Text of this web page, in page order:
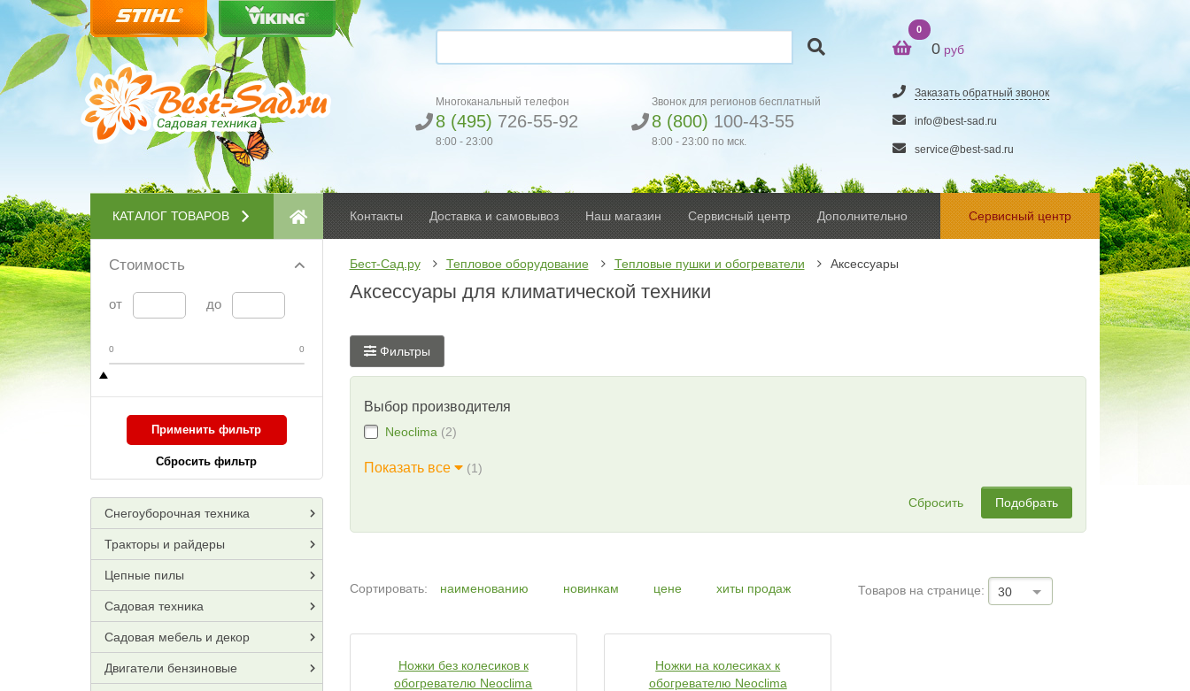
Многоканальный телефон
8 (495) 726-55-92
8:00 - 23:00
Звонок для регионов бесплатный
8 (800) 100-43-55
8:00 - 23:00 по мск.
0
0 руб
Заказать обратный звонок
info@best-sad.ru
service@best-sad.ru
КАТАЛОГ ТОВАРОВ Контакты Доставка и самовывоз Наш магазин Сервисный центр Дополнительно Сервисный центр
Стоимость
от до
0 0
Применить фильтр
Сбросить фильтр
Снегоуборочная техника
Тракторы и райдеры
Цепные пилы
Садовая техника
Садовая мебель и декор
Двигатели бензиновые
Бест-Сад.ру Тепловое оборудование Тепловые пушки и обогреватели Аксессуары
Аксессуары для климатической техники
Фильтры
Выбор производителя
Neoclima (2)
Показать все (1)
Сбросить Подобрать
Сортировать: наименованию новинкам цене хиты продаж Товаров на странице: 30
Ножки без колесиков к
обогревателю Neoclima
Ножки на колесиках к
обогревателю Neoclima